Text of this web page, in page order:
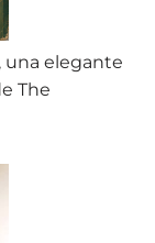
una elegante
The